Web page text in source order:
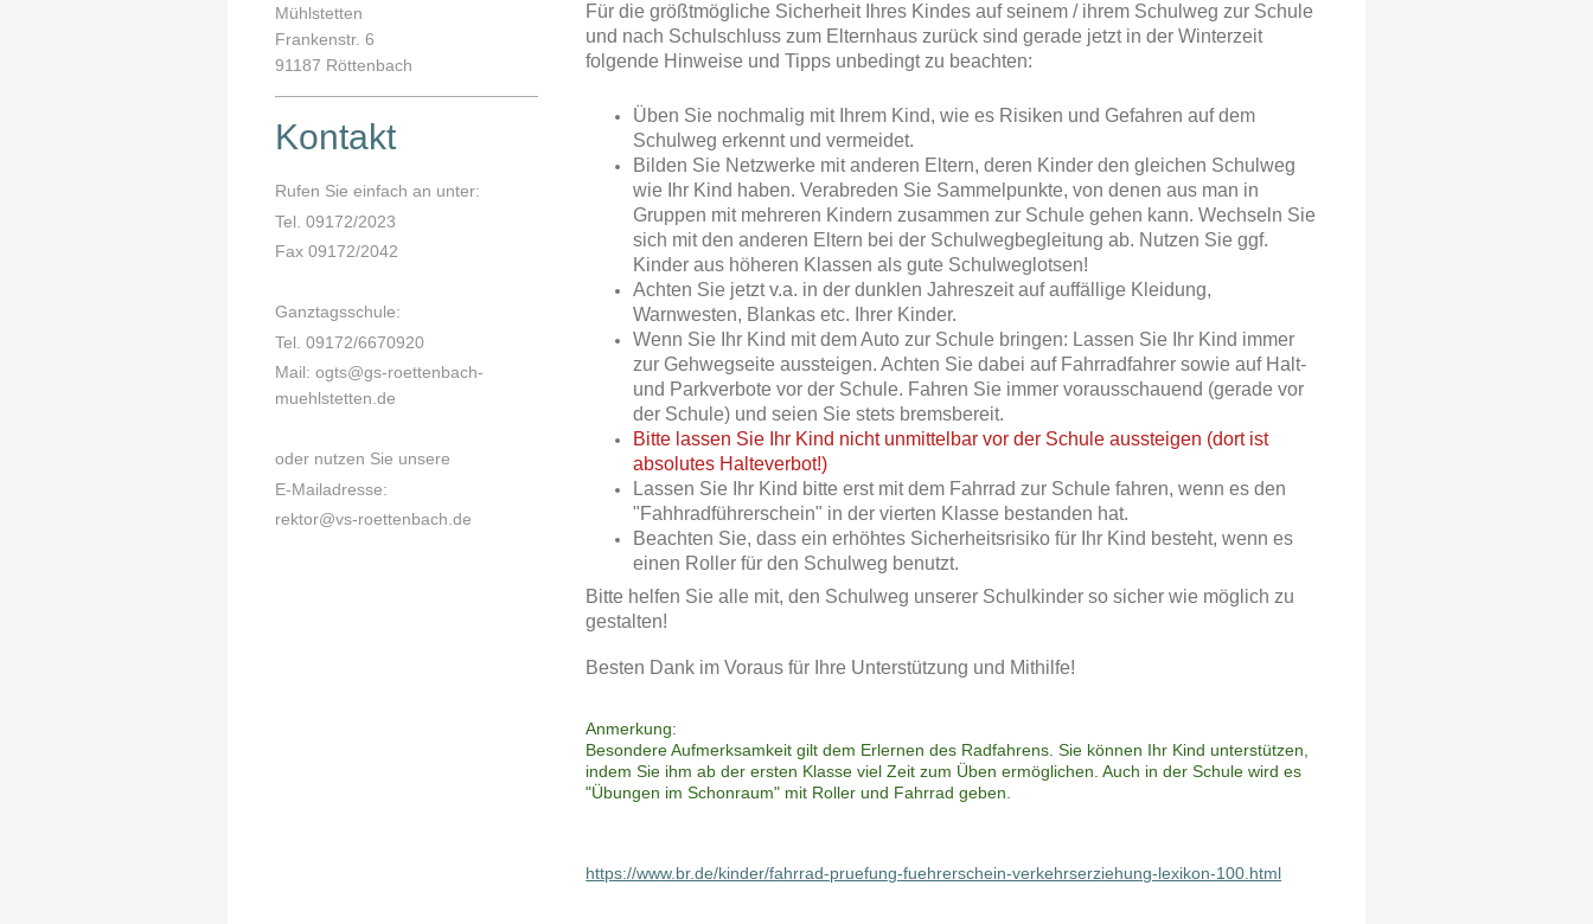
Für die größtmögliche Sicherheit Ihres Kindes auf seinem / ihrem Schulweg zur Schule
und nach Schulschluss zum Elternhaus zurück sind gerade jetzt in der Winterzeit
folgende Hinweise und Tipps unbedingt zu beachten:
Üben Sie nochmalig mit Ihrem Kind, wie es Risiken und Gefahren auf dem
Schulweg erkennt und vermeidet.
Bilden Sie Netzwerke mit anderen Eltern, deren Kinder den gleichen Schulweg
wie Ihr Kind haben. Verabreden Sie Sammelpunkte, von denen aus man in
Gruppen mit mehreren Kindern zusammen zur Schule gehen kann. Wechseln Sie
sich mit den anderen Eltern bei der Schulwegbegleitung ab. Nutzen Sie ggf.
Kinder aus höheren Klassen als gute Schulweglotsen!
Achten Sie jetzt v.a. in der dunklen Jahreszeit auf auffällige Kleidung,
Warnwesten, Blankas etc. Ihrer Kinder.
Wenn Sie Ihr Kind mit dem Auto zur Schule bringen: Lassen Sie Ihr Kind immer
zur Gehwegseite aussteigen. Achten Sie dabei auf Fahrradfahrer sowie auf Halt-
und Parkverbote vor der Schule. Fahren Sie immer vorausschauend (gerade vor
der Schule) und seien Sie stets bremsbereit.
Bitte lassen Sie Ihr Kind nicht unmittelbar vor der Schule aussteigen (dort ist
absolutes Halteverbot!)
Lassen Sie Ihr Kind bitte erst mit dem Fahrrad zur Schule fahren, wenn es den
"Fahhradführerschein" in der vierten Klasse bestanden hat.
Beachten Sie, dass ein erhöhtes Sicherheitsrisiko für Ihr Kind besteht, wenn es
einen Roller für den Schulweg benutzt.
Bitte helfen Sie alle mit, den Schulweg unserer Schulkinder so sicher wie möglich zu
gestalten!
Besten Dank im Voraus für Ihre Unterstützung und Mithilfe!
Anmerkung:
Besondere Aufmerksamkeit gilt dem Erlernen des Radfahrens. Sie können Ihr Kind unterstützen,
indem Sie ihm ab der ersten Klasse viel Zeit zum Üben ermöglichen. Auch in der Schule wird es
"Übungen im Schonraum" mit Roller und Fahrrad geben.
https://www.br.de/kinder/fahrrad-pruefung-fuehrerschein-verkehrserziehung-lexikon-100.html
Mühlstetten
Frankenstr. 6
91187 Röttenbach
Kontakt
Rufen Sie einfach an unter:
Tel. 09172/2023
Fax 09172/2042
Ganztagsschule:
Tel. 09172/6670920
Mail: ogts@gs-roettenbach-
muehlstetten.de
oder nutzen Sie unsere
E-Mailadresse:
rektor@vs-roettenbach.de